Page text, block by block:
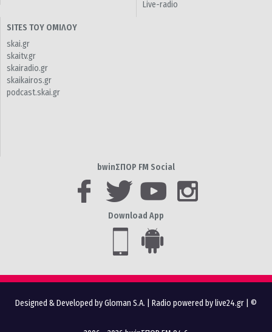
Live-radio
SITES ΤΟΥ ΟΜΙΛΟΥ
skai.gr
skaitv.gr
skairadio.gr
skaikairos.gr
podcast.skai.gr
bwinΣΠΟΡ FM Social
Download App
Designed & Developed by Gloman S.A. Radio powered by live24.gr | ©